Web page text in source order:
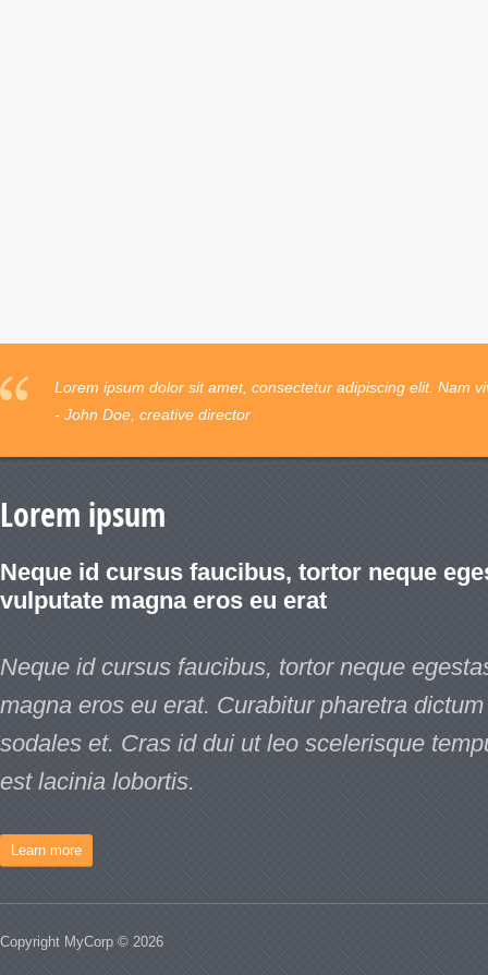
Lorem ipsum dolor sit amet, consectetur adipiscing elit. Nam
- John Doe, creative director
Lorem ipsum
Neque id cursus faucibus, tortor neque
vulputate magna eros eu erat
Neque id cursus faucibus, tortor neque
magna eros eu erat. Curabitur pharetra
sodales et. Cras id dui ut leo scelerisque
est lacinia lobortis.
Learn more
Copyright MyCorp © 2026